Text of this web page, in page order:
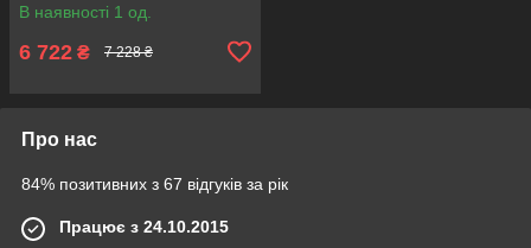
В наявності 1 од.
6 722 ₴ 7 228 ₴
Про нас
84% позитивних з 67 відгуків за рік
Працює з 24.10.2015